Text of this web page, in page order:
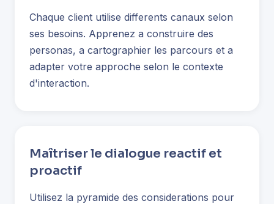
Chaque client utilise differents canaux selon
ses besoins. Apprenez a construire des
personas, a cartographier les parcours et a
adapter votre approche selon le contexte
d'interaction.
Maîtriser le dialogue reactif et
proactif
Utilisez la pyramide des considerations pour